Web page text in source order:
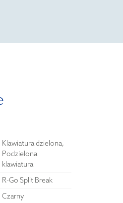
Klawiatura dzielona,
Podzielona
klawiatura
R-Go Split Break
Czarny